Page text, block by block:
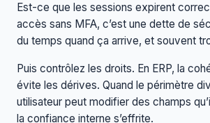
Est-ce que les sessions expirent
accès sans MFA, c’est une dette de
du temps quand ça arrive, et souvent
Puis contrôlez les droits. En ERP, la
évite les dérives. Quand le périmètre
utilisateur peut modifier des champs
la confiance interne s’effrite.